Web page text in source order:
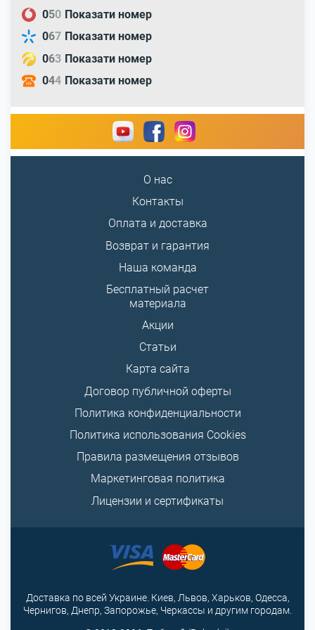
050 Показати номер
067 Показати номер
063 Показати номер
044 Показати номер
О нас
Контакты
Оплата и доставка
Возврат и гарантия
Наша команда
Бесплатный расчет
материала
Акции
Статьи
Карта сайта
Договор публичной оферты
Политика конфиденциальности
Политика использования Cookies
Правила размещения отзывов
Маркетинговая политика
Лицензии и сертификаты
Доставка по всей Украине. Киев, Львов, Харьков, Одесса,
Чернигов, Днепр, Запорожье, Черкассы и другим городам.